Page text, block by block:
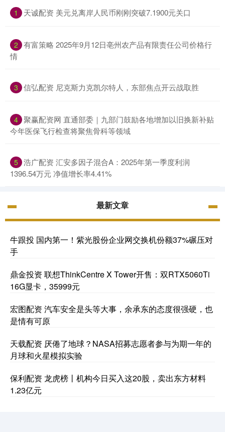
1 天诚配资 美元兑离岸人民币刚刚突破7.1900元关口
2 有富策略 2025年9月12日亳州农产品有限责任公司价格行
情
3 信弘配资 尼克斯力克凯尔特人，东部焦点开云战取胜
4 聚赢配资网 直通部委｜九部门鼓励各地增加以旧换新补贴
今年医保飞行检查将聚焦骨科等领域
5 浩广配资 汇安多因子混合A：2025年第一季度利润
1396.54万元 净值增长率4.41%
最新文章
牛跟投 国内第一！紫光股份企业网交换机份额37%碾压对
手
鼎金投资 联想ThinkCentre X Tower开售：双RTX5060Ti
16G显卡，35999元
宏图配资 汽车安全是头等大事，余承东的态度很强硬，也
是情有可原
天载配资 厌倦了地球？NASA招募志愿者参与为期一年的
月球和火星模拟实验
保利配资 龙虎榜丨机构今日买入这20股，卖出东方材料
1.23亿元